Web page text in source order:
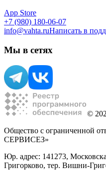
App Store
+7 (980) 180-06-07
info@vahta.ruНаписать в
Мы в сетях
©
Общество с ограниченной
СЕРВИСЕЗ»
Юр. адрес: 141273,
Григорково, тер. Вишни-